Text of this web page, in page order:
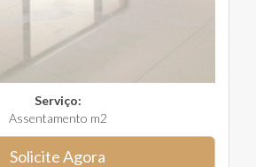
Serviço:
Assentamento m2
Solicite Agora